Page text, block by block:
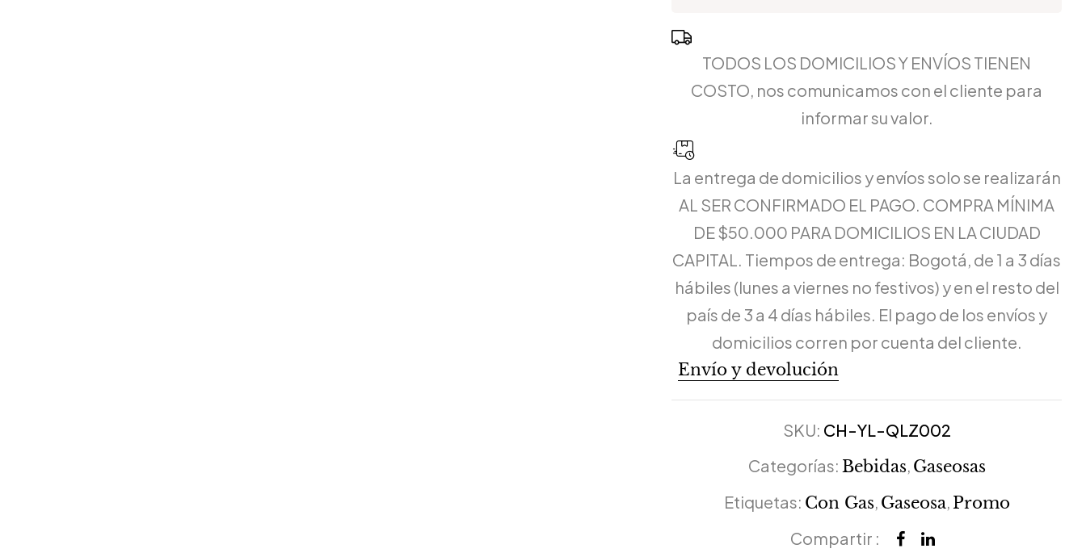
TODOS LOS DOMICILIOS Y ENVÍOS TIENEN
COSTO, nos comunicamos con el cliente para
informar su valor.
La entrega de domicilios y envíos solo se realizarán
AL SER CONFIRMADO EL PAGO. COMPRA MÍNIMA
DE $50.000 PARA DOMICILIOS EN LA CIUDAD
CAPITAL. Tiempos de entrega: Bogotá, de 1 a 3 días
hábiles (lunes a viernes no festivos) y en el resto del
país de 3 a 4 días hábiles. El pago de los envíos y
domicilios corren por cuenta del cliente.
Envío y devolución
SKU: CH-YL-QLZ002
Categorías: Bebidas Gaseosas
Etiquetas: Con Gas Gaseosa Promo
Compartir :